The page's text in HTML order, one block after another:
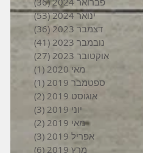
ינואר 2024
(53)
53 פוסטים
דצמבר 2023
(36)
נובמבר 2023
(41)
אוקטובר 2023
(27)
מאי 2020
(1)
ספטמבר 2019
(1)
אוגוסט 2019
(2)
יוני 2019
(3)
מאי 2019
(2)
אפריל 2019
(3)
מרץ 2019
(6)